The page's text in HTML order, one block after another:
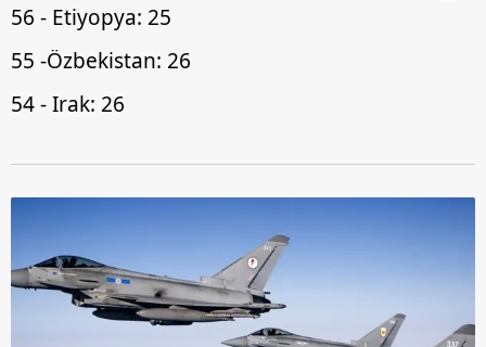
56 - Etiyopya: 25
55 -Özbekistan: 26
54 - Irak: 26